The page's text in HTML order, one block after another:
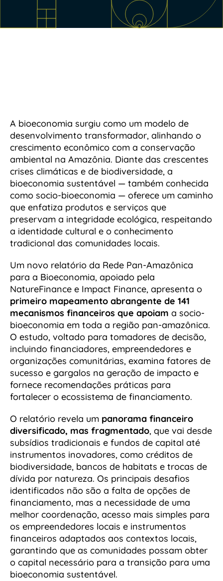
A bioeconomia surgiu como um modelo de
desenvolvimento transformador, alinhando o
crescimento econômico com a conservação
ambiental na Amazônia. Diante das crescentes
crises climáticas e de biodiversidade, a
bioeconomia sustentável — também conhecida
como socio-bioeconomia — oferece um caminho
que enfatiza produtos e serviços que
preservam a integridade ecológica, respeitando
a identidade cultural e o conhecimento
tradicional das comunidades locais.
Um novo relatório da Rede Pan-Amazônica
para a Bioeconomia, apoiado pela
NatureFinance e Impact Finance, apresenta o
primeiro mapeamento abrangente de 141
mecanismos financeiros que apoiam a socio-
bioeconomia em toda a região pan-amazônica.
O estudo, voltado para tomadores de decisão,
incluindo financiadores, empreendedores e
organizações comunitárias, examina fatores de
sucesso e gargalos na geração de impacto e
fornece recomendações práticas para
fortalecer o ecossistema de financiamento.
O relatório revela um panorama financeiro
diversificado, mas fragmentado, que vai desde
subsídios tradicionais e fundos de capital até
instrumentos inovadores, como créditos de
biodiversidade, bancos de habitats e trocas de
dívida por natureza. Os principais desafios
identificados não são a falta de opções de
financiamento, mas a necessidade de uma
melhor coordenação, acesso mais simples para
os empreendedores locais e instrumentos
financeiros adaptados aos contextos locais,
garantindo que as comunidades possam obter
o capital necessário para a transição para uma
bioeconomia sustentável.